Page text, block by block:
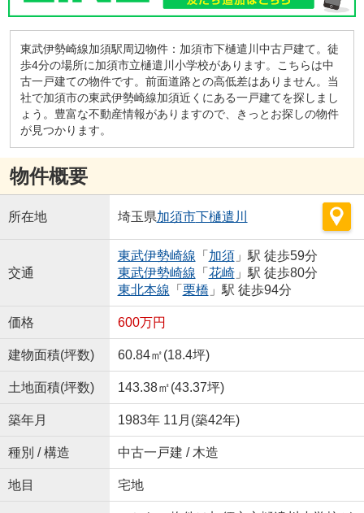
東武伊勢崎線加須駅周辺物件：加須市下樋遣川中古戸建て。徒
歩4分の場所に加須市立樋遣川小学校があります。こちらは中
古一戸建ての物件です。前面道路との高低差はありません。当
社で加須市の東武伊勢崎線加須近くにある一戸建てを探しまし
ょう。豊富な不動産情報がありますので、きっとお探しの物件
が見つかります。
物件概要
所在地 埼玉県加須市下樋遣川
交通
東武伊勢崎線 「 加須」駅 徒歩59分
東武伊勢崎線 「 花崎」駅 徒歩80分
東北本線 「 栗橋 」駅 徒歩94分
価格 600万円
建物面積(坪数) 60.84㎡(18.4坪)
土地面積(坪数) 143.38㎡(43.37坪)
築年月 1983年 11月(築42年)
種別 / 構造 中古一戸建 / 木造
地目 宅地